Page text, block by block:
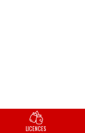
LICENCES